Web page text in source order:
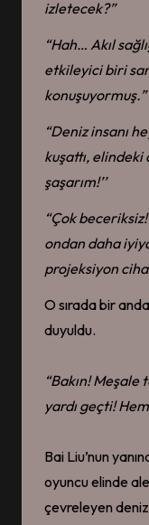
izletecek?”
“Hah… Akıl
etkileyicibiri
konuşuyormuş.”
“Denizinsanı
kuşattı, elindeki
şaşarım!’’
“Çok
ondan daha
projeksiyon
O sırada bir
duyuldu.
“Bakın! Meşale
yardıgeçti!
Bai Liu’nun
oyuncu elinde
çevreleyen